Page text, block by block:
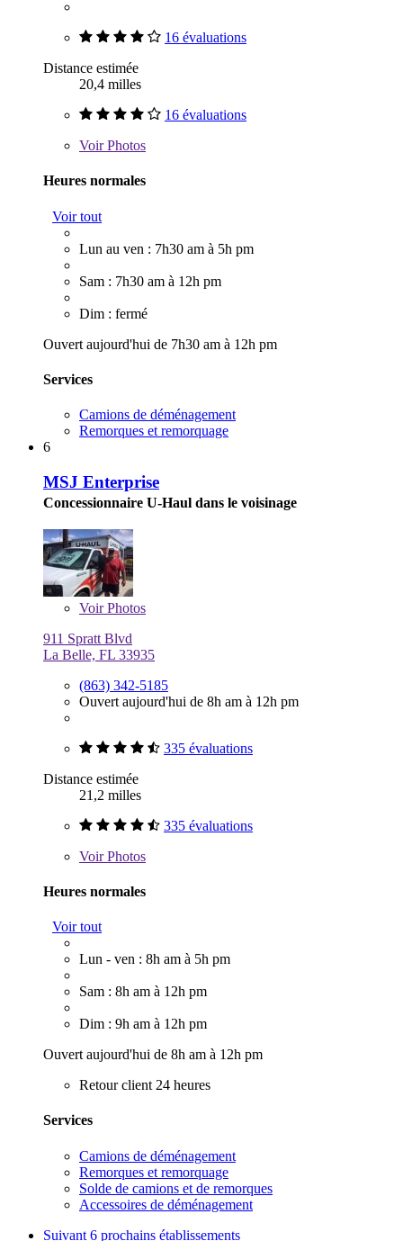
16 évaluations
Distance estimée
20,4 milles
16 évaluations
VoirPhotos
Heures normales
Voir tout
Lun au ven : 7h30 am à 5h pm
Sam : 7h30 am à 12h pm
Dim : fermé
Ouvert aujourd'hui de 7h30 am à 12h pm
Services
Camions de déménagement
Remorques et remorquage
6
MSJ Enterprise
Concessionnaire U-Haul dans le voisinage
VoirPhotos
911 Spratt Blvd
La Belle, FL 33935
(863) 342-5185
Ouvert aujourd'hui de 8h am à 12h pm
335 évaluations
Distance estimée
21,2 milles
335 évaluations
VoirPhotos
Heures normales
Voir tout
Lun - ven : 8h am à 5h pm
Sam : 8h am à 12h pm
Dim : 9h am à 12h pm
Ouvert aujourd'hui de 8h am à 12h pm
Retour client 24 heures
Services
Camions de déménagement
Remorques et remorquage
Solde de camions et de remorques
Accessoires de déménagement
Suivant 6 prochains établissements